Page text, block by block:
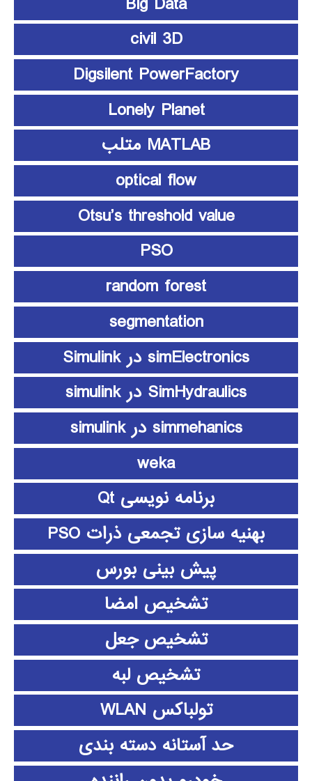
civil 3D
Digsilent PowerFactory
Lonely Planet
MATLAB متلب
optical flow
Otsu’s threshold value
PSO
random forest
segmentation
simElectronics در Simulink
SimHydraulics در simulink
simmehanics در simulink
weka
برنامه نویسی Qt
بهنیه سازی تجمعی ذرات PSO
پیش بینی بورس
تشخیص امضا
تشخیص جعل
تشخیص لبه
تولباکس WLAN
حد آستانه دسته بندی